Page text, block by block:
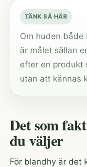
TÄNK SÅ HÄR
Om huden både
är målet sällan
efter en produkt
utan att kännas
Det som
du väljer
För blandhy är det